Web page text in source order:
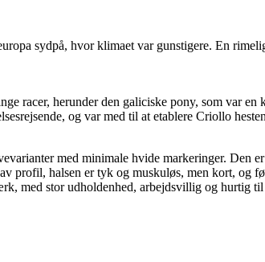
sydpå, hvor klimaet var gunstigere. En
racer, herunder den galiciske pony, som var en
og var med til at etablere Criollo
med minimale hvide markeringer. Den
profil, halsen er tyk og muskuløs, men kort, og
med stor udholdenhed, arbejdsvillig og hurtig